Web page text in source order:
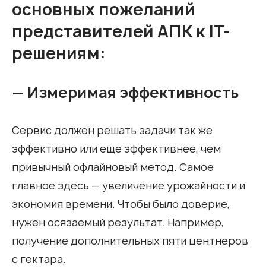
основных пожеланий
представителей АПК к IT-
решениям:
— Измеримая эффективность
Сервис должен решать задачи так же
эффективно или еще эффективнее, чем
привычный офлайновый метод. Самое
главное здесь — увеличение урожайности и
экономия времени. Чтобы было доверие,
нужен осязаемый результат. Например,
получение дополнительных пяти центнеров
с гектара.